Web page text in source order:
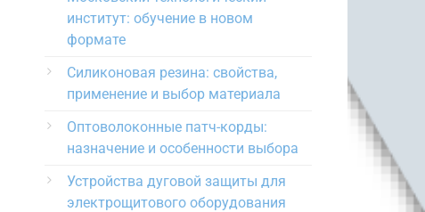
институт: обучение в новом
формате
Силиконовая резина: свойства,
применение и выбор материала
Оптоволоконные патч-корды:
назначение и особенности выбора
Устройства дуговой защиты для
электрощитового оборудования